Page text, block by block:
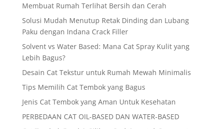
Membuat Rumah Terlihat Bersih dan Cerah
Solusi Mudah Menutup Retak Dinding dan Lubang
Paku dengan Indana Crack Filler
Solvent vs Water Based: Mana Cat Spray Kulit yang
Lebih Bagus?
Desain Cat Tekstur untuk Rumah Mewah Minimalis
Tips Memilih Cat Tembok yang Bagus
Jenis Cat Tembok yang Aman Untuk Kesehatan
PERBEDAAN CAT OIL-BASED DAN WATER-BASED